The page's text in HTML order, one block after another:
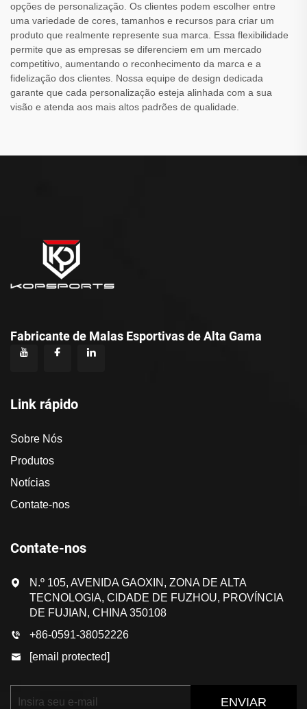
opções de personalização. Os clientes podem escolher entre
uma variedade de cores, tamanhos e recursos para criar um
produto que realmente represente sua marca. Essa flexibilidade
permite que as empresas se diferenciem em um mercado
competitivo, aumentando o reconhecimento da marca e a
fidelização dos clientes. Nossa equipe de design dedicada
garante que cada personalização esteja alinhada com a sua
visão e atenda aos mais altos padrões de qualidade.
Fabricante de Malas Esportivas de Alta Gama
Link rápido
Sobre Nós
Produtos
Notícias
Contate-nos
Contate-nos
N.º 105, AVENIDA GAOXIN, ZONA DE ALTA
TECNOLOGIA, CIDADE DE FUZHOU, PROVÍNCIA
DE FUJIAN, CHINA 350108
+86-0591-38052226
[email protected]
ENVIAR